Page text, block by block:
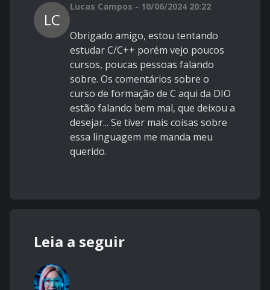
LC
Lucas Campos - 10/06/2024 20:22
Obrigado amigo, estou tentando
estudar C/C++ porém vejo poucos
cursos, poucas pessoas falando
sobre. Os comentários sobre o
curso de formação de C aqui da DIO
estão falando bem mal, que deixou a
desejar... Se tiver mais coisas sobre
essa linguagem me manda meu
querido.
Leia a seguir